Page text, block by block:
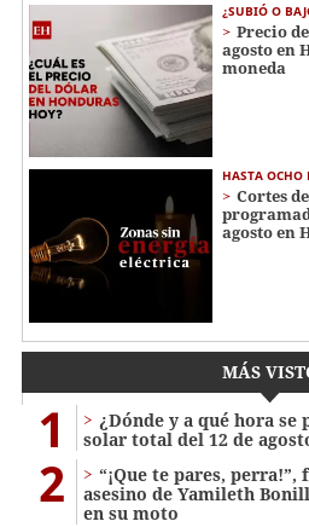
¿SUBIÓ O
Precio
agosto en
moneda
HASTA OCHO
Cortes
agosto en
MÁS
1
¿Dónde y a qué hora se
solar total del 12 de
2
“¡Que te pares,
asesino de Yamileth
en su moto